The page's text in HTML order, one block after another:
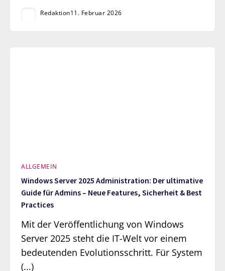
Redaktion11. Februar 2026
ALLGEMEIN
Windows Server 2025 Administration: Der ultimative
Guide für Admins – Neue Features, Sicherheit & Best
Practices
Mit der Veröffentlichung von Windows
Server 2025 steht die IT-Welt vor einem
bedeutenden Evolutionsschritt. Für System
(...)